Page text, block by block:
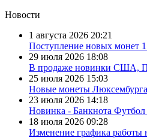
Новости
1 августа 2026 20:21
Поступление новых
29 июля 2026 18:08
В продаже новинки США,
25 июля 2026 15:03
Новые монеты
23 июля 2026 14:18
Новинка - Банкнота
18 июля 2026 09:28
Изменение графика работы